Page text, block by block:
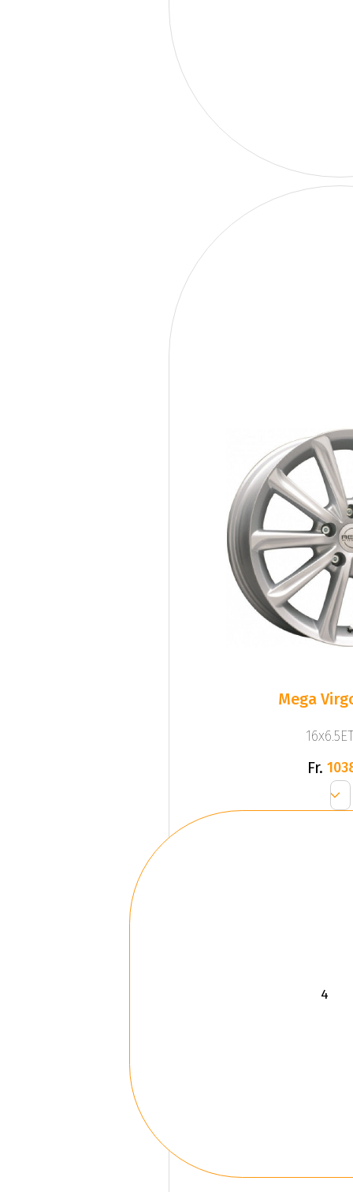
Mega
Fr.